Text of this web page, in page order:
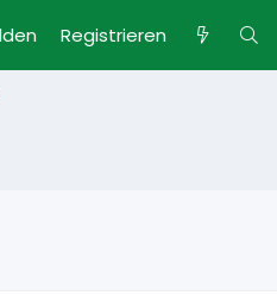
Registrieren